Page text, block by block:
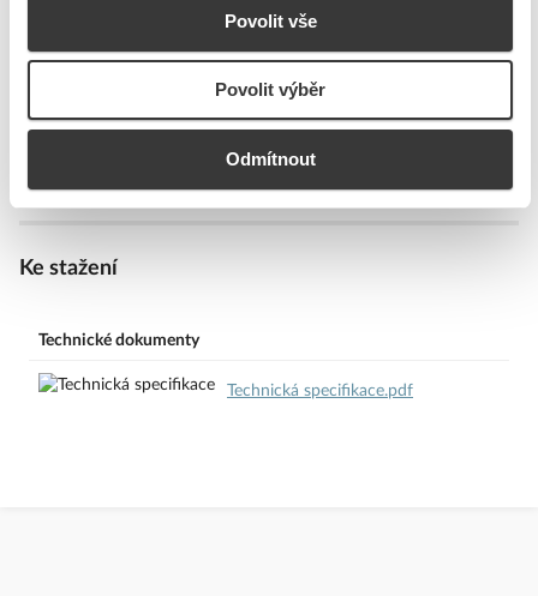
Povolit vše
Povolit výběr
Odmítnout
Jmen. napájecí napětí AC
- - - V
Ke stažení
Technické dokumenty
Technická specifikace.pdf